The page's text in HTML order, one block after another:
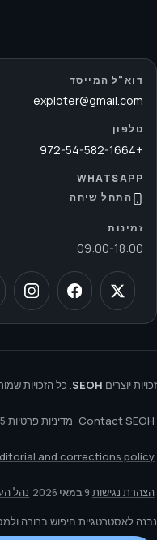
דוא"ל המייסד
exploter@gmail.com
טלפון
+972-54-582-1664
WHATSAPP
התחל שיחה
זמינות
09:00-18:00
זכויות יוצרים SEOH. כל הזכויות
Contact SEOH מדיניות פרטיות 25
and corrections policy
הצהרת נגישות 9 במאי 2026 נהל
נבנה לאסטרטגיית חיפוש ברורה